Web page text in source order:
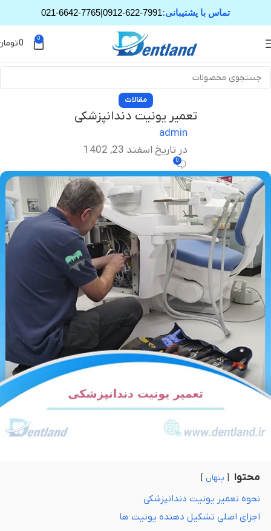
تماس با پشتیبانی:0912-622-7991
|
021-6642-7765
0
0
مقالات
تعمیر یونیت دندانپزشکی
admin
در تاریخ اسفند 23, 1402
0
محتوا پنهان
نحوه تعمیر یونیت دندانپزشکی
اجزای اصلی تشکیل دهنده یونیت ها